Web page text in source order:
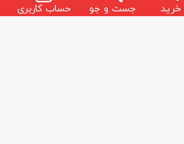
جست و جو حساب کاربری
استفاده خواهند کرد.